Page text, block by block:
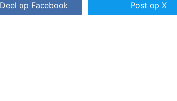
Deel op Facebook Post op X